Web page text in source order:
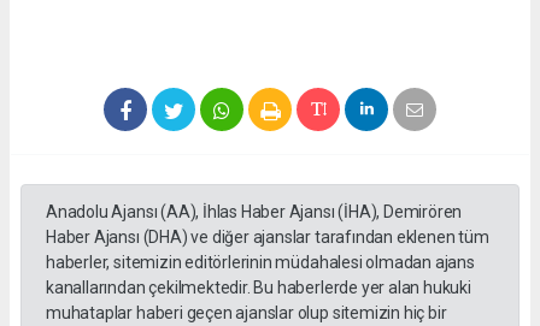
Anadolu Ajansı (AA), İhlas Haber Ajansı (İHA), Demirören
Haber Ajansı (DHA) ve diğer ajanslar tarafından eklenen tüm
haberler, sitemizin editörlerinin müdahalesi olmadan ajans
kanallarından çekilmektedir. Bu haberlerde yer alan hukuki
muhataplar haberi geçen ajanslar olup sitemizin hiç bir